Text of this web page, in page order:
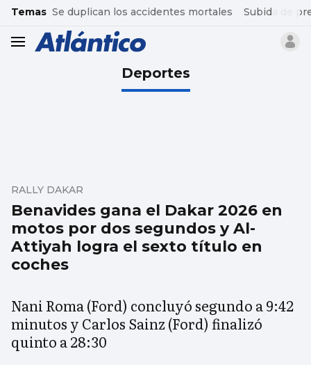
common.go-to-content
Temas Se duplican los accidentes mortales Subida de
header.menu.open
Deportes
Benavides gana el Dakar 2026 en
motos por dos segundos y Al-
Attiyah logra el sexto título en
coches
RALLY DAKAR
Nani Roma (Ford) concluyó segundo a 9:42
minutos y Carlos Sainz (Ford) finalizó
quinto a 28:30